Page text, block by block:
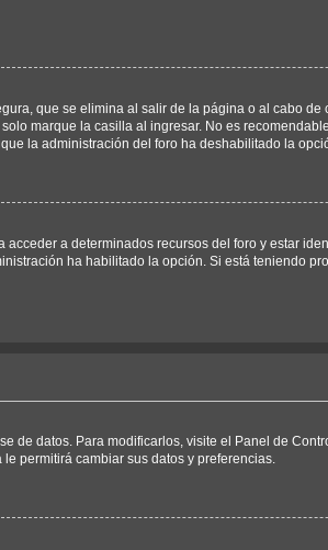
que se elimina al salir de la página o al cabo de
marque la casilla al ingresar. No es
la administración del foro ha deshabilitado la
a determinados recursos del foro y estar
ha habilitado la opción. Si está teniendo
de datos. Para modificarlos, visite el Panel de
permitirá cambiar sus datos y preferencias.